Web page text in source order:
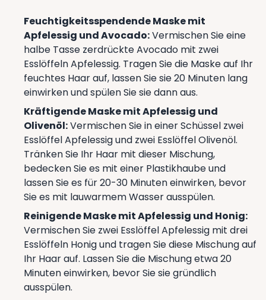
Feuchtigkeitsspendende Maske mit
Apfelessig und Avocado:Vermischen Sie eine
halbe Tasse zerdrückte Avocado mit zwei
Esslöffeln Apfelessig. Tragen Sie die Maske auf Ihr
feuchtes Haar auf, lassen Sie sie 20 Minuten lang
einwirken und spülen Sie sie dann aus.
Kräftigende Maske mit Apfelessig und
Olivenöl:Vermischen Sie in einer Schüssel zwei
Esslöffel Apfelessig und zwei Esslöffel Olivenöl.
Tränken Sie Ihr Haar mit dieser Mischung,
bedecken Sie es mit einer Plastikhaube und
lassen Sie es für 20-30 Minuten einwirken, bevor
Sie es mit lauwarmem Wasser ausspülen.
Reinigende Maske mit Apfelessig und Honig:
Vermischen Sie zwei Esslöffel Apfelessig mit drei
Esslöffeln Honig und tragen Sie diese Mischung auf
Ihr Haar auf. Lassen Sie die Mischung etwa 20
Minuten einwirken, bevor Sie sie gründlich
ausspülen.